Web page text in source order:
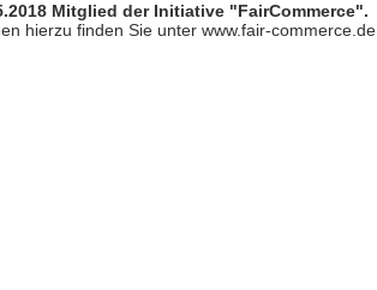
Mitglied der Initiative "FairCommerce".
hierzu finden Sie unter www.fair-commerce.de.